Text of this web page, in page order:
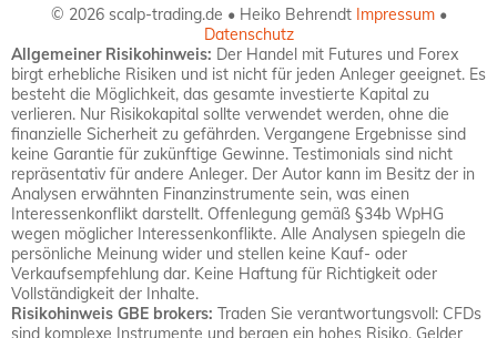
© 2026 scalp-trading.de • Heiko Behrendt Impressum•
Datenschutz
Allgemeiner Risikohinweis: Der Handel mit Futures und Forex
birgt erhebliche Risiken und ist nicht für jeden Anleger geeignet. Es
besteht die Möglichkeit, das gesamte investierte Kapital zu
verlieren. Nur Risikokapital sollte verwendet werden, ohne die
finanzielle Sicherheit zu gefährden. Vergangene Ergebnisse sind
keine Garantie für zukünftige Gewinne. Testimonials sind nicht
repräsentativ für andere Anleger. Der Autor kann im Besitz der in
Analysen erwähnten Finanzinstrumente sein, was einen
Interessenkonflikt darstellt. Offenlegung gemäß §34b WpHG
wegen möglicher Interessenkonflikte. Alle Analysen spiegeln die
persönliche Meinung wider und stellen keine Kauf- oder
Verkaufsempfehlung dar. Keine Haftung für Richtigkeit oder
Vollständigkeit der Inhalte.
Risikohinweis GBE brokers: Traden Sie verantwortungsvoll: CFDs
sind komplexe Instrumente und bergen ein hohes Risiko, Gelder